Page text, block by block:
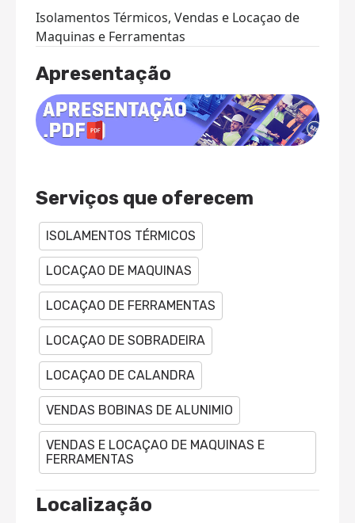
Isolamentos Térmicos, Vendas e Locaçao de
Maquinas e Ferramentas
Apresentação
Serviços que oferecem
ISOLAMENTOS TÉRMICOS
LOCAÇAO DE MAQUINAS
LOCAÇAO DE FERRAMENTAS
LOCAÇAO DE SOBRADEIRA
LOCAÇAO DE CALANDRA
VENDAS BOBINAS DE ALUNIMIO
VENDAS E LOCAÇAO DE MAQUINAS E
FERRAMENTAS
Localização